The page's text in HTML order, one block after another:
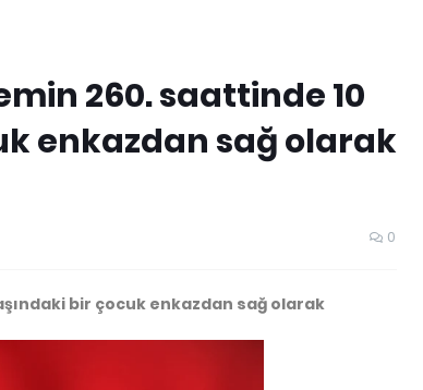
260. saattinde 10
enkazdan sağ olarak
0
bir çocuk enkazdan sağ olarak